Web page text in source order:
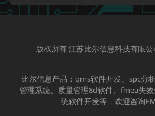
版权所有 江苏比尔信息科技有限
比尔信息产品：qms软件开发、spc分
管理系统、质量管理8d软件、fmea失
统软件开发等，欢迎咨询